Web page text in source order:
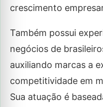
crescimento
Também possui
negócios de
auxiliando marcas a
competitividade em
Sua atuação é